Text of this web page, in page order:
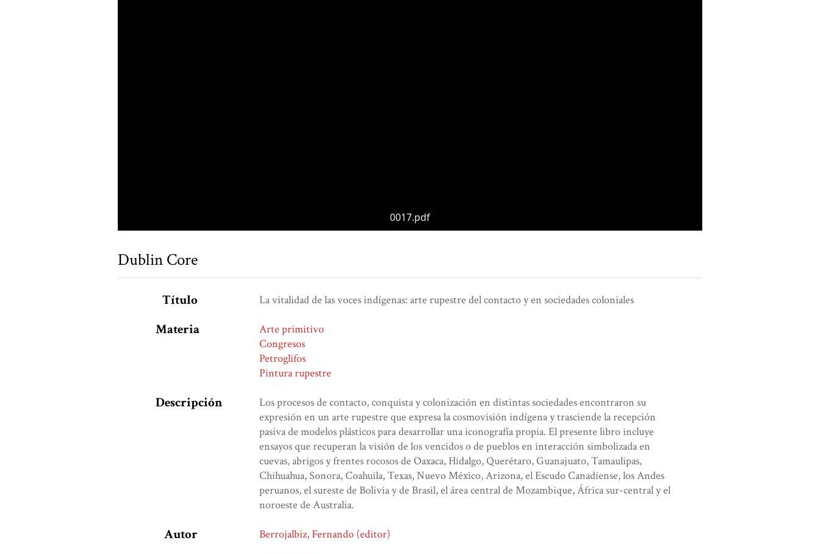
0017.pdf
Dublin Core
Título La vitalidad de las voces indígenas: arte rupestre del contacto y en sociedades coloniales
Materia
Arte primitivo
Congresos
Petroglifos
Pintura rupestre
Descripción
Los procesos de contacto, conquista y colonización en distintas sociedades encontraron su
expresión en un arte rupestre que expresa la cosmovisión indígena y trasciende la recepción
pasiva de modelos plásticos para desarrollar una iconografía propia. El presente libro incluye
ensayos que recuperan la visión de los vencidos o de pueblos en interacción simbolizada en
cuevas, abrigos y frentes rocosos de Oaxaca, Hidalgo, Querétaro, Guanajuato, Tamaulipas,
Chihuahua, Sonora, Coahuila, Texas, Nuevo México, Arizona, el Escudo Canadiense, los Andes
peruanos, el sureste de Bolivia y de Brasil, el área central de Mozambique, África sur-central y el
noroeste de Australia.
Autor Berrojalbiz, Fernando (editor)